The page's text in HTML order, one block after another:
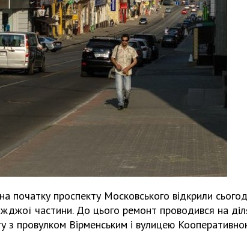
початку проспекту Московського відкрили
частини. До цього ремонт проводився на
з провулком Вірменським і вулицею